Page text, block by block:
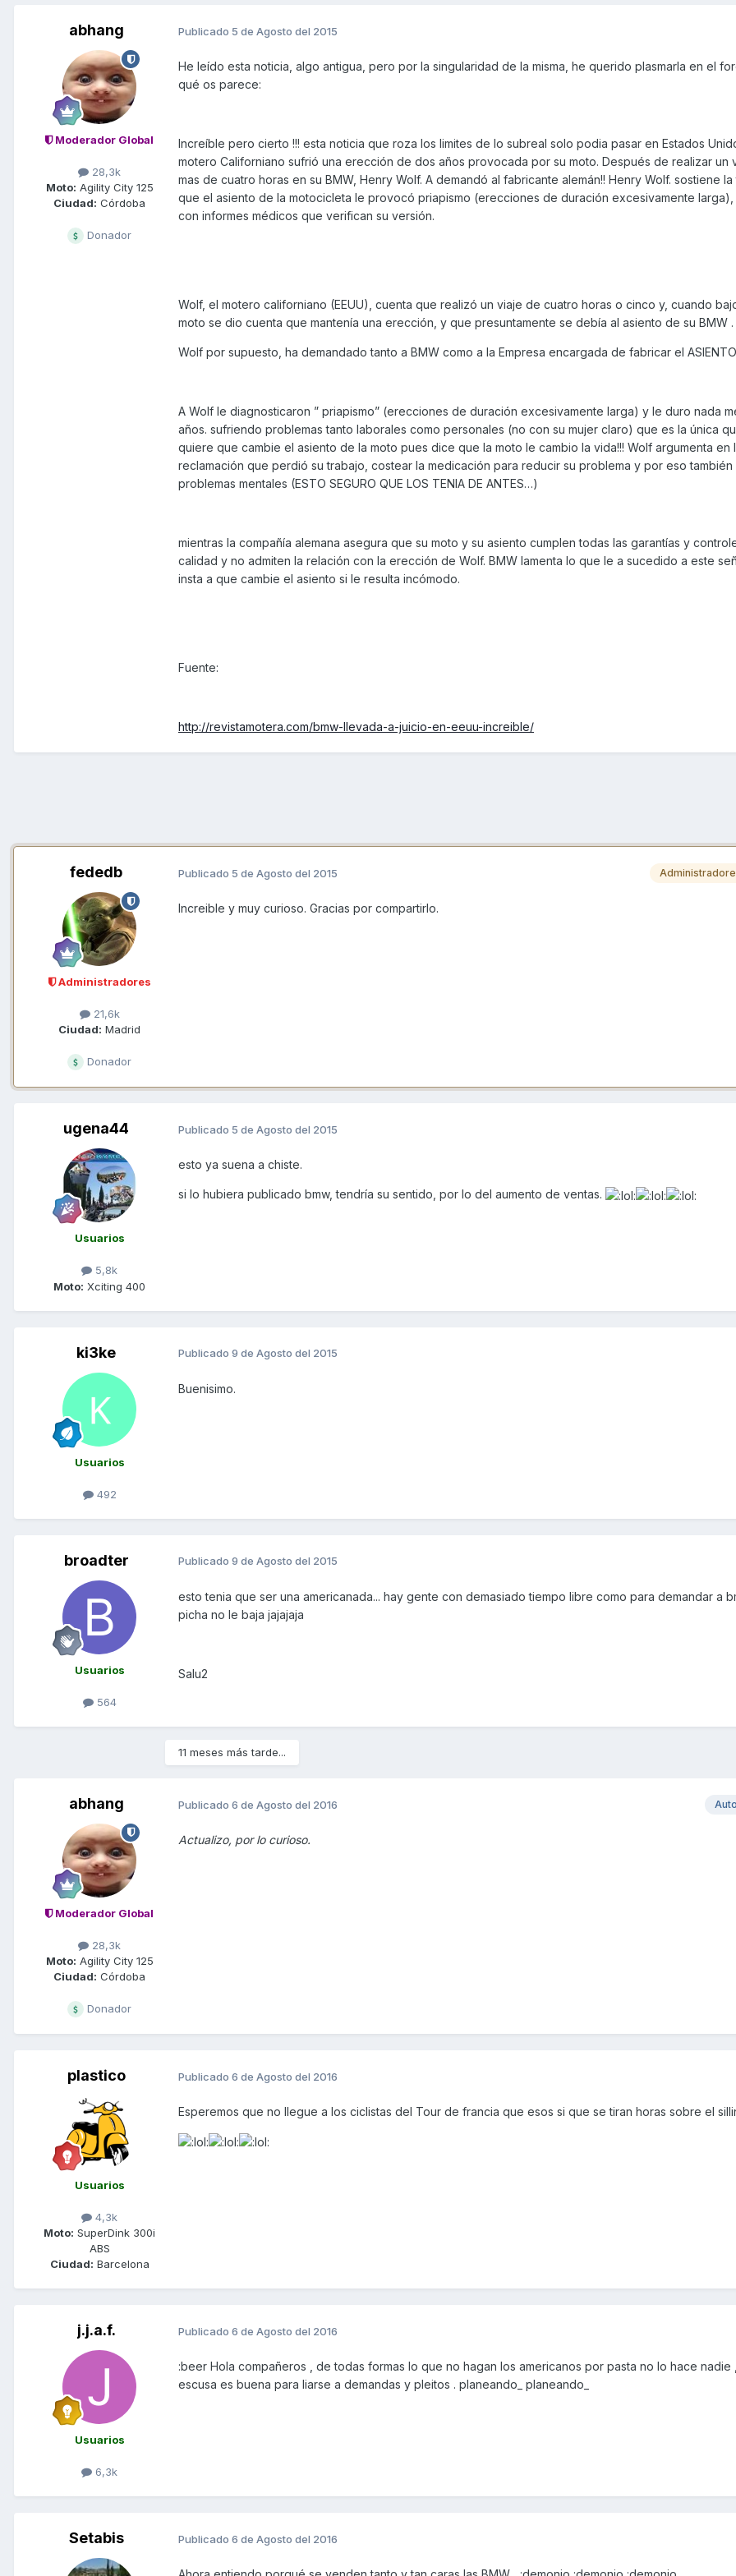
abhang
Moderador Global
28,3k
Moto: Agility City 125
Ciudad: Córdoba
Donador
Publicado 5 de Agosto del 2015
He leído esta noticia, algo antigua, pero por la singularidad de la misma, he querido plasmarla en el
qué os parece:
Increíble pero cierto !!! esta noticia que roza los limites de lo subreal solo podia pasar en Estados
motero Californiano sufrió una erección de dos años provocada por su moto. Después de realizar un
mas de cuatro horas en su BMW, Henry Wolf. A demandó al fabricante alemán!! Henry Wolf. sostiene
que el asiento de la motocicleta le provocó priapismo (erecciones de duración excesivamente
con informes médicos que verifican su versión.
Wolf, el motero californiano (EEUU), cuenta que realizó un viaje de cuatro horas o cinco y, cuando
moto se dio cuenta que mantenía una erección, y que presuntamente se debía al asiento de su BMW .
Wolf por supuesto, ha demandado tanto a BMW como a la Empresa encargada de fabricar el
A Wolf le diagnosticaron ” priapismo” (erecciones de duración excesivamente larga) y le duro nada
años. sufriendo problemas tanto laborales como personales (no con su mujer claro) que es la única
quiere que cambie el asiento de la moto pues dice que la moto le cambio la vida!!! Wolf argumenta en
reclamación que perdió su trabajo, costear la medicación para reducir su problema y por eso
problemas mentales (ESTO SEGURO QUE LOS TENIA DE ANTES…)
mientras la compañía alemana asegura que su moto y su asiento cumplen todas las garantías y
calidad y no admiten la relación con la erección de Wolf. BMW lamenta lo que le a sucedido a este
insta a que cambie el asiento si le resulta incómodo.
Fuente:
http://revistamotera.com/bmw-llevada-a-juicio-en-eeuu-increible/
fededb
Administradores
21,6k
Ciudad: Madrid
Donador
Publicado 5 de Agosto del 2015
Increible y muy curioso. Gracias por compartirlo.
ugena44
Usuarios
5,8k
Moto: Xciting 400
Publicado 5 de Agosto del 2015
esto ya suena a chiste.
si lo hubiera publicado bmw, tendría su sentido, por lo del aumento de ventas.
ki3ke
Usuarios
492
Publicado 9 de Agosto del 2015
Buenisimo.
broadter
Usuarios
564
Publicado 9 de Agosto del 2015
esto tenia que ser una americanada... hay gente con demasiado tiempo libre como para demandar a
picha no le baja jajajaja
Salu2
11 meses más tarde...
abhang
Moderador Global
28,3k
Moto: Agility City 125
Ciudad: Córdoba
Donador
Publicado 6 de Agosto del 2016
Actualizo, por lo curioso.
plastico
Usuarios
4,3k
Moto: SuperDink 300i
ABS
Ciudad: Barcelona
Publicado 6 de Agosto del 2016
Esperemos que no llegue a los ciclistas del Tour de francia que esos si que se tiran horas sobre el
j.j.a.f.
Usuarios
6,3k
Publicado 6 de Agosto del 2016
:beer Hola compañeros , de todas formas lo que no hagan los americanos por pasta no lo hace nadie
escusa es buena para liarse a demandas y pleitos . planeando_ planeando_
Setabis Publicado 6 de Agosto del 2016